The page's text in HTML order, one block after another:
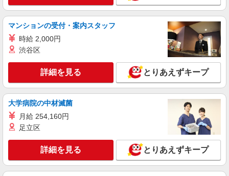
派遣社員
株式会社パソナ・大阪/OKWts6
一般事務/データ入力
時給1400円〜1650円 （交通費規定に基づき交
大阪府堺市西区 ※勤務地は多数ございます。
お気軽にご相談ください♪
キープ 詳細を見る
派遣社員
株式会社ケイエムシー
事務スタッフ（データ入力・伝票処理など）
時給1,200円〜1,500円 ★稼働分前払いOK ※日
払いOK
マンションの受付・案内スタッフ
時給 2,000円
渋谷区
詳細を見る とりあえずキープ
大学病院の中材滅菌
月給 254,160円
足立区
詳細を見る とりあえずキープ